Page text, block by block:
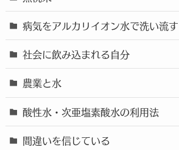
病気をアルカリイオン水で洗い流す
社会に飲み込まれる自分
農業と水
酸性水・次亜塩素酸水の利用法
間違いを信じている